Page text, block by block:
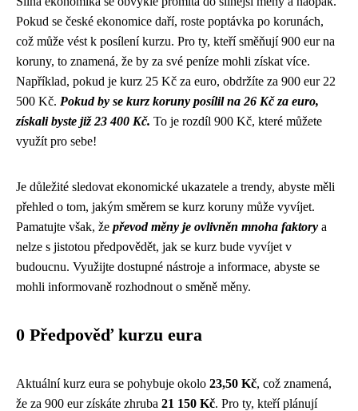
Pokud se české ekonomice daří, roste poptávka po korunách,
což může vést k posílení kurzu. Pro ty, kteří směňují 900 eur na
koruny, to znamená, že by za své peníze mohli získat více.
Například, pokud je kurz 25 Kč za euro, obdržíte za 900 eur 22
500 Kč. Pokud by se kurz koruny posílil na 26 Kč za euro,
získali byste již 23 400 Kč. To je rozdíl 900 Kč, které můžete
využít pro sebe!
Je důležité sledovat ekonomické ukazatele a trendy, abyste měli
přehled o tom, jakým směrem se kurz koruny může vyvíjet.
Pamatujte však, že převod měny je ovlivněn mnoha faktory a
nelze s jistotou předpovědět, jak se kurz bude vyvíjet v
budoucnu. Využijte dostupné nástroje a informace, abyste se
mohli informovaně rozhodnout o směně měny.
0 Předpověď kurzu eura
Aktuální kurz eura se pohybuje okolo 23,50 Kč, což znamená,
že za 900 eur získáte zhruba 21 150 Kč. Pro ty, kteří plánují